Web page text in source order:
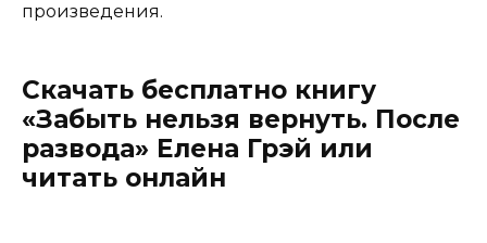
произведения.
Скачать бесплатно книгу
«Забыть нельзя вернуть. После
развода» Елена Грэй или
читать онлайн